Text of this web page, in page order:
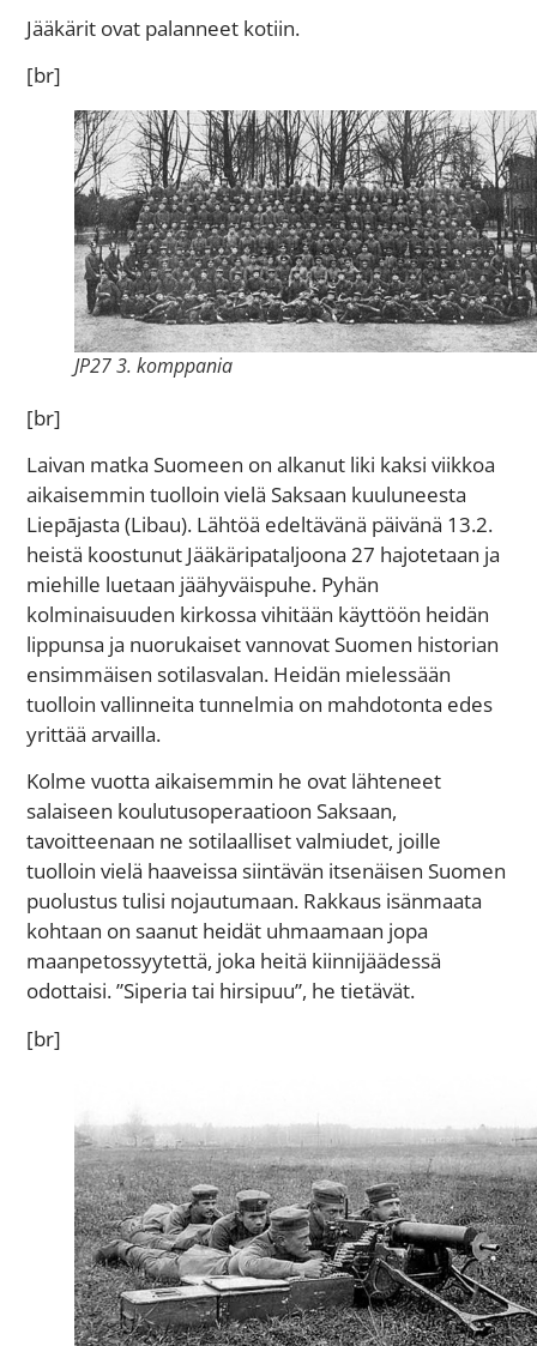
Jääkärit ovat palanneet kotiin.
[br]
JP27 3. komppania
[br]
Laivan matka Suomeen on alkanut liki kaksi viikkoa
aikaisemmin tuolloin vielä Saksaan kuuluneesta
Liepājasta (Libau). Lähtöä edeltävänä päivänä 13.2.
heistä koostunut Jääkäripataljoona 27 hajotetaan ja
miehille luetaan jäähyväispuhe. Pyhän
kolminaisuuden kirkossa vihitään käyttöön heidän
lippunsa ja nuorukaiset vannovat Suomen historian
ensimmäisen sotilasvalan. Heidän mielessään
tuolloin vallinneita tunnelmia on mahdotonta edes
yrittää arvailla.
Kolme vuotta aikaisemmin he ovat lähteneet
salaiseen koulutusoperaatioon Saksaan,
tavoitteenaan ne sotilaalliset valmiudet, joille
tuolloin vielä haaveissa siintävän itsenäisen Suomen
puolustus tulisi nojautumaan. Rakkaus isänmaata
kohtaan on saanut heidät uhmaamaan jopa
maanpetossyytettä, joka heitä kiinnijäädessä
odottaisi. ”Siperia tai hirsipuu”, he tietävät.
[br]